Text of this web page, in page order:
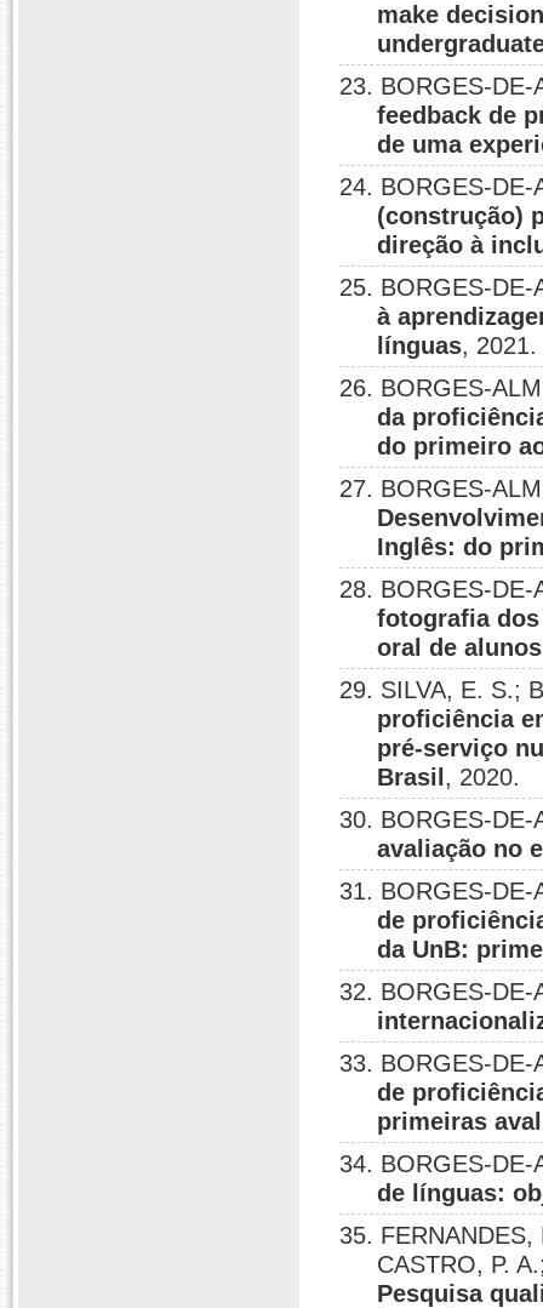
make
23. BORGES-
feedback de
de uma
24. BORGES-
(construção)
direção à
25. BORGES-
à
línguas, 2021.
26. BORGES-
da
do primeiro
27. BORGES-
Inglês: do
28. BORGES-
fotografia
oral de
29. SILVA, E. S.;
proficiência
pré-serviço
Brasil , 2020.
30. BORGES-
avaliação no
31. BORGES-
de
da UnB:
32. BORGES-
33. BORGES-
de
primeiras
34. BORGES-
de línguas:
35.
CASTRO, P.
Pesquisa